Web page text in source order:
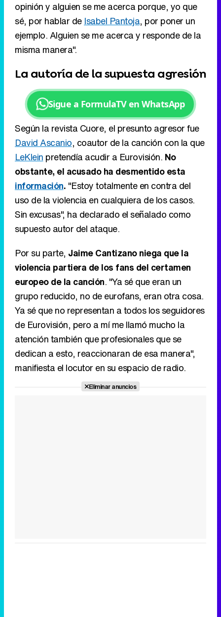
opinión y alguien se me acerca porque, yo que
sé, por hablar de Isabel Pantoja, por poner un
ejemplo. Alguien se me acerca y responde de la
misma manera".
La autoría de la supuesta agresión
Sigue a FormulaTV en WhatsApp
Según la revista Cuore, el presunto agresor fue
David Ascanio, coautor de la canción con la que
LeKlein pretendía acudir a Eurovisión. No
obstante, el acusado ha desmentido esta
información. "Estoy totalmente en contra del
uso de la violencia en cualquiera de los casos.
Sin excusas", ha declarado el señalado como
supuesto autor del ataque.
Por su parte, Jaime Cantizano niega que la
violencia partiera de los fans del certamen
europeo de la canción. "Ya sé que eran un
grupo reducido, no de eurofans, eran otra cosa.
Ya sé que no representan a todos los seguidores
de Eurovisión, pero a mí me llamó mucho la
atención también que profesionales que se
dedican a esto, reaccionaran de esa manera",
manifiesta el locutor en su espacio de radio.
Eliminar anuncios